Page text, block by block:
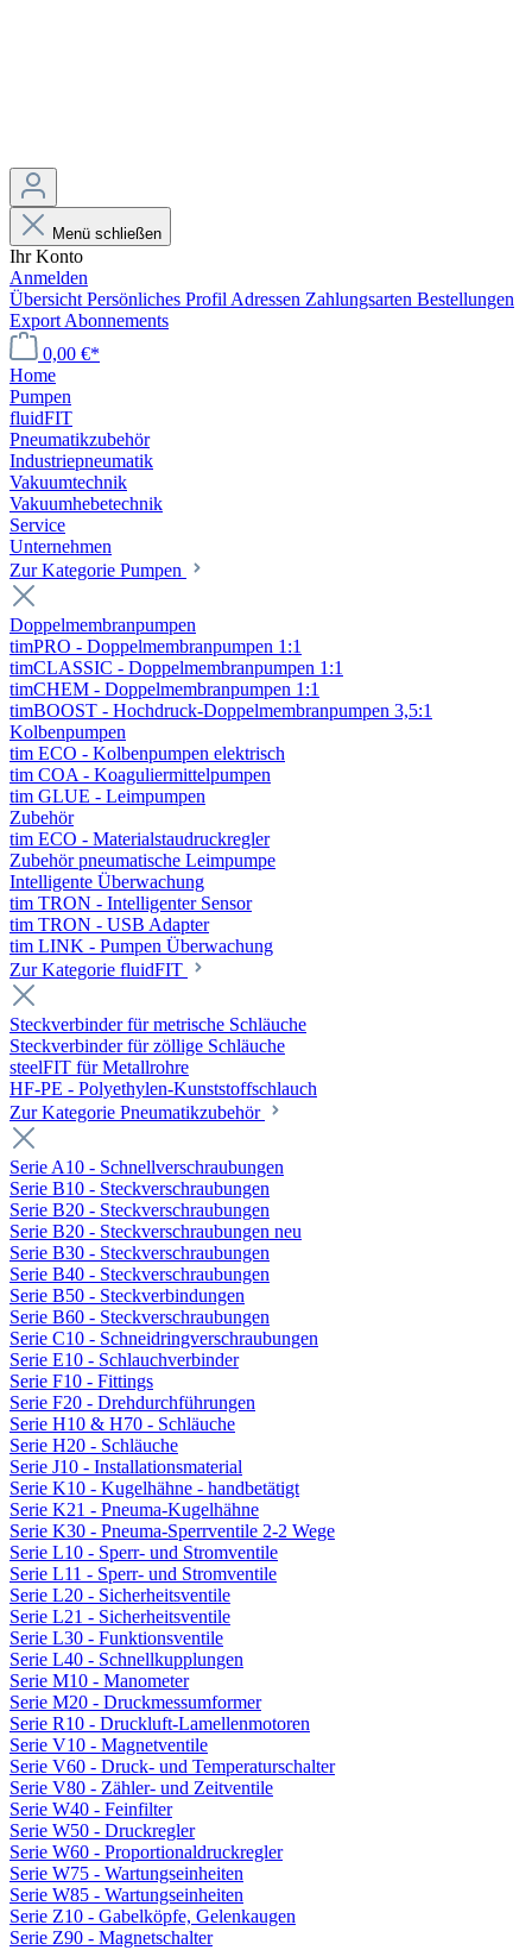
Menü schließen
Ihr Konto
Anmelden
Übersicht Persönliches Profil Adressen Zahlungsarten Bestellungen
Export Abonnements
0,00 €*
Home
Pumpen
fluidFIT
Pneumatikzubehör
Industriepneumatik
Vakuumtechnik
Vakuumhebetechnik
Service
Unternehmen
Zur Kategorie Pumpen
Doppelmembranpumpen
timPRO - Doppelmembranpumpen 1:1
timCLASSIC - Doppelmembranpumpen 1:1
timCHEM - Doppelmembranpumpen 1:1
timBOOST - Hochdruck-Doppelmembranpumpen 3,5:1
Kolbenpumpen
tim ECO - Kolbenpumpen elektrisch
tim COA - Koaguliermittelpumpen
tim GLUE - Leimpumpen
Zubehör
tim ECO - Materialstaudruckregler
Zubehör pneumatische Leimpumpe
Intelligente Überwachung
tim TRON - Intelligenter Sensor
tim TRON - USB Adapter
tim LINK - Pumpen Überwachung
Zur Kategorie fluidFIT
Steckverbinder für metrische Schläuche
Steckverbinder für zöllige Schläuche
steelFIT für Metallrohre
HF-PE - Polyethylen-Kunststoffschlauch
Zur Kategorie Pneumatikzubehör
Serie A10 - Schnellverschraubungen
Serie B10 - Steckverschraubungen
Serie B20 - Steckverschraubungen
Serie B20 - Steckverschraubungen neu
Serie B30 - Steckverschraubungen
Serie B40 - Steckverschraubungen
Serie B50 - Steckverbindungen
Serie B60 - Steckverschraubungen
Serie C10 - Schneidringverschraubungen
Serie E10 - Schlauchverbinder
Serie F10 - Fittings
Serie F20 - Drehdurchführungen
Serie H10 & H70 - Schläuche
Serie H20 - Schläuche
Serie J10 - Installationsmaterial
Serie K10 - Kugelhähne - handbetätigt
Serie K21 - Pneuma-Kugelhähne
Serie K30 - Pneuma-Sperrventile 2-2 Wege
Serie L10 - Sperr- und Stromventile
Serie L11 - Sperr- und Stromventile
Serie L20 - Sicherheitsventile
Serie L21 - Sicherheitsventile
Serie L30 - Funktionsventile
Serie L40 - Schnellkupplungen
Serie M10 - Manometer
Serie M20 - Druckmessumformer
Serie R10 - Druckluft-Lamellenmotoren
Serie V10 - Magnetventile
Serie V60 - Druck- und Temperaturschalter
Serie V80 - Zähler- und Zeitventile
Serie W40 - Feinfilter
Serie W50 - Druckregler
Serie W60 - Proportionaldruckregler
Serie W75 - Wartungseinheiten
Serie W85 - Wartungseinheiten
Serie Z10 - Gabelköpfe, Gelenkaugen
Serie Z90 - Magnetschalter